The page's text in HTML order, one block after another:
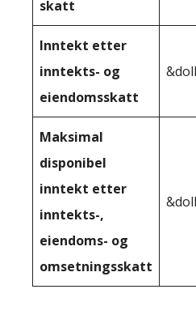
skatt
Inntekt etter
inntekts- og
eiendomsskatt
Maksimal
disponibel
inntekt etter
inntekts-,
eiendoms- og
omsetningsskatt